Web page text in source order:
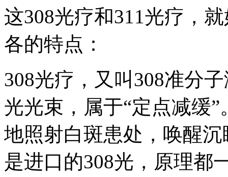
这308光疗和311光疗，
各的特点：
308光疗，又叫308准分
光光束，属于“定点减缓
地照射白斑患处，唤醒
是进口的308光，原理都